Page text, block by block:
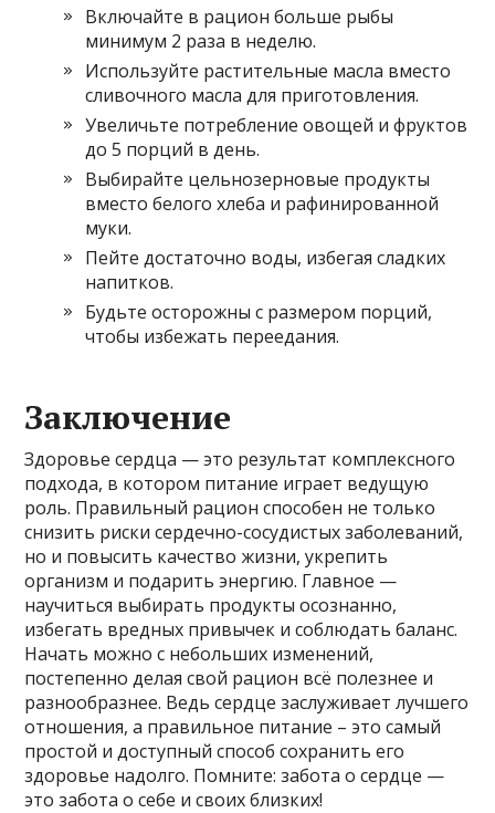
Включайте в рацион больше рыбы
минимум 2 раза в неделю.
Используйте растительные масла вместо
сливочного масла для приготовления.
Увеличьте потребление овощей и фруктов
до 5 порций в день.
Выбирайте цельнозерновые продукты
вместо белого хлеба и рафинированной
муки.
Пейте достаточно воды, избегая сладких
напитков.
Будьте осторожны с размером порций,
чтобы избежать переедания.
Заключение
Здоровье сердца — это результат комплексного
подхода, в котором питание играет ведущую
роль. Правильный рацион способен не только
снизить риски сердечно-сосудистых заболеваний,
но и повысить качество жизни, укрепить
организм и подарить энергию. Главное —
научиться выбирать продукты осознанно,
избегать вредных привычек и соблюдать баланс.
Начать можно с небольших изменений,
постепенно делая свой рацион всё полезнее и
разнообразнее. Ведь сердце заслуживает лучшего
отношения, а правильное питание – это самый
простой и доступный способ сохранить его
здоровье надолго. Помните: забота о сердце —
это забота о себе и своих близких!